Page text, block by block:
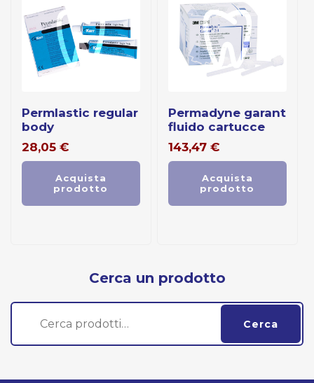
permlastic regular
body
28,05 €
Acquista
prodotto
permadyne garant
fluido cartucce
143,47 €
Acquista
prodotto
Cerca un prodotto
Cerca:
Cerca